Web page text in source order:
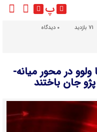
پ
71 بازدید دیدگاه
تصادف مرگبار ۴۰۵ با ولوو در محور میانه-
جان باختند